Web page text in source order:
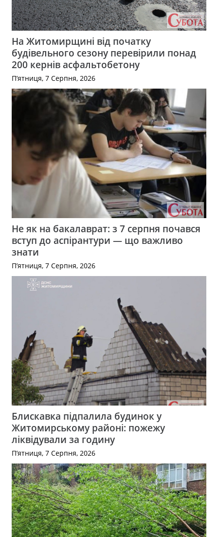
На Житомирщині від початку
будівельного сезону перевірили понад
200 кернів асфальтобетону
П’ятниця, 7 Серпня, 2026
Не як на бакалаврат: з 7 серпня почався
вступ до аспірантури — що важливо
знати
П’ятниця, 7 Серпня, 2026
Блискавка підпалила будинок у
Житомирському районі: пожежу
ліквідували за годину
П’ятниця, 7 Серпня, 2026